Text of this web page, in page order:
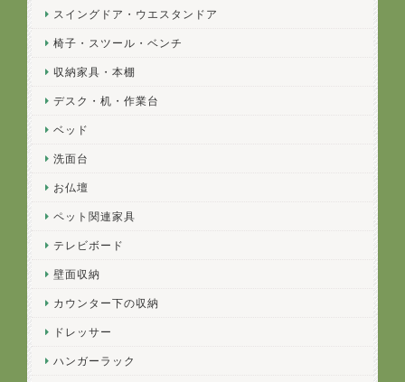
スイングドア・ウエスタンドア
椅子・スツール・ベンチ
収納家具・本棚
デスク・机・作業台
ベッド
洗面台
お仏壇
ペット関連家具
テレビボード
壁面収納
カウンター下の収納
ドレッサー
ハンガーラック